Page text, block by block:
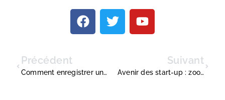
Précédent
Comment enregistrer une vidéo ?
Suivant
Avenir des start-up : zoom sur les prédictions des Français